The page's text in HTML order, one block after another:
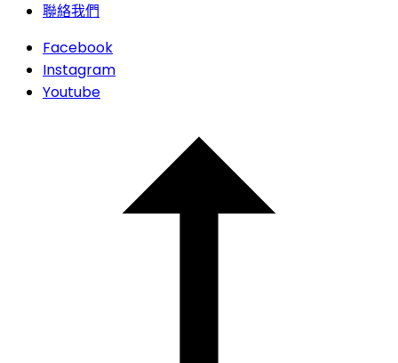
聯絡我們
Facebook
Instagram
Youtube